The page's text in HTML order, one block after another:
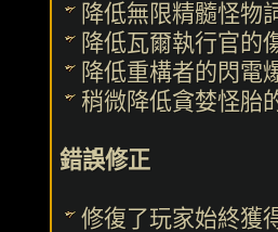
降低無限精髓怪物
降低瓦爾執行官的
降低重構者的閃電
稍微降低貪婪怪胎
錯誤修正
修復了玩家始終獲